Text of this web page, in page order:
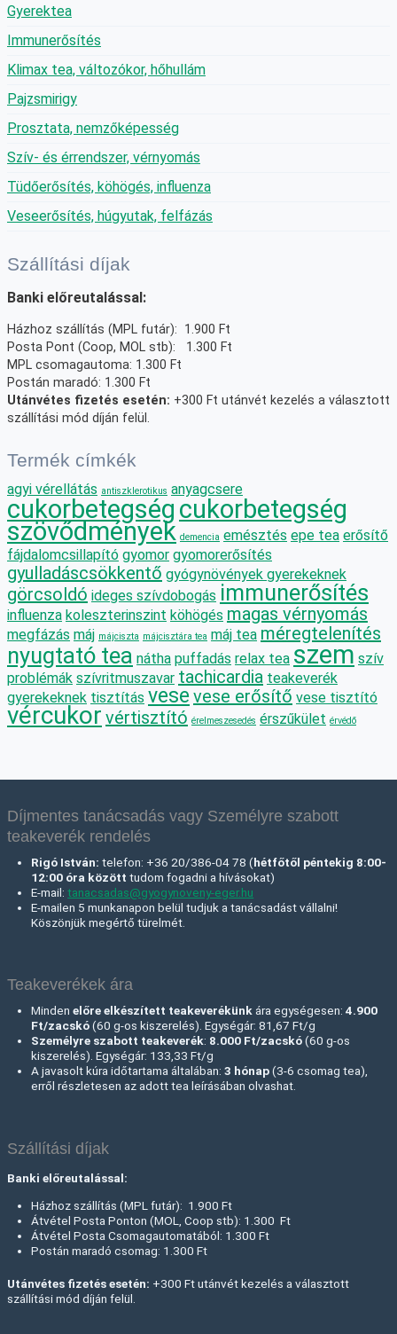
Gyerektea
Immunerősítés
Klimax tea, változókor, hőhullám
Pajzsmirigy
Prosztata, nemzőképesség
Szív- és érrendszer, vérnyomás
Tüdőerősítés, köhögés, influenza
Veseerősítés, húgyutak, felfázás
Szállítási díjak
Banki előreutalással:
Házhoz szállítás (MPL futár): 1.900 Ft
Posta Pont (Coop, MOL stb): 1.300 Ft
MPL csomagautoma: 1.300 Ft
Postán maradó: 1.300 Ft
Utánvétes fizetés esetén: +300 Ft utánvét kezelés a választott
szállítási mód díján felül.
Termék címkék
agyi vérellátás antiszklerotikus anyagcsere
cukorbetegség cukorbetegség
szövődmények demencia emésztés epe tea erősítő
fájdalomcsillapító gyomor gyomorerősítés
gyulladáscsökkentő gyógynövények gyerekeknek
görcsoldó ideges szívdobogás immunerősítés
influenza koleszterinszint köhögés magas vérnyomás
megfázás máj májciszta májcisztára tea máj tea méregtelenítés
nyugtató tea nátha puffadás relax tea szem szív
problémák szívritmuszavar tachicardia teakeverék
gyerekeknek tisztítás vese vese erősítő vese tisztító
vércukor vértisztító érelmeszesedés érszűkület érvédő
Díjmentes tanácsadás vagy Személyre szabott
teakeverék rendelés
Rigó István:telefon: +36 20/386-04 78 (hétfőtől péntekig 8:00-
12:00 óra között tudom fogadni a hívásokat)
E-mail:tanacsadas@gyogynoveny-eger.hu
E-mailen 5 munkanapon belül tudjuk a tanácsadást vállalni!
Köszönjük megértő türelmét.
Teakeverékek ára
Mindenelőre elkészített teakeverékünk ára egységesen:4.900
Ft/zacskó(60 g-os kiszerelés). Egységár: 81,67 Ft/g
Személyre szabott teakeverék: 8.000 Ft/zacskó(60 g-os
kiszerelés). Egységár: 133,33 Ft/g
A javasolt kúra időtartama általában: 3 hónap(3-6 csomag tea),
erről részletesen az adott tea leírásában olvashat.
Szállítási díjak
Banki előreutalással:
Házhoz szállítás (MPL futár): 1.900 Ft
Átvétel Posta Ponton (MOL, Coop stb): 1.300 Ft
Átvétel Posta Csomagautomatából: 1.300 Ft
Postán maradó csomag: 1.300 Ft
Utánvétes fizetés esetén: +300 Ft utánvét kezelés a választott
szállítási mód díján felül.